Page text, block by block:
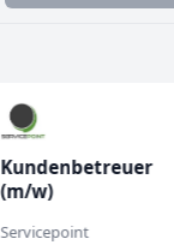
Kundenbetreuer
(m/w)
Servicepoint